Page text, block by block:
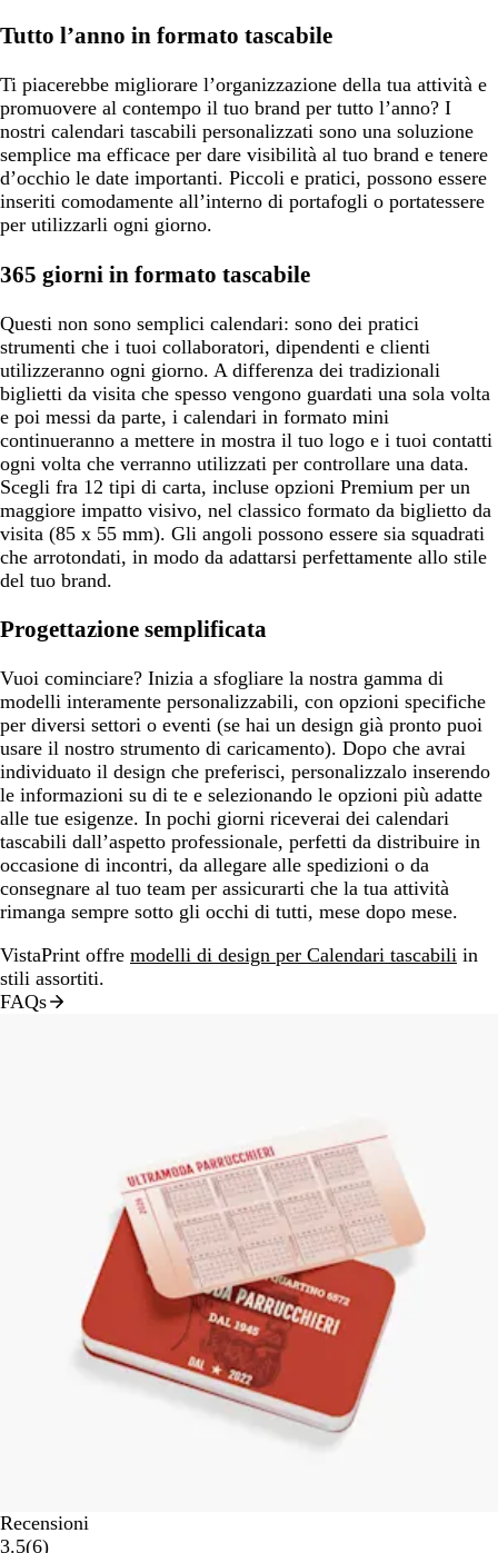
Tutto l’anno in formato tascabile
Ti piacerebbe migliorare l’organizzazione della tua attività e
promuovere al contempo il tuo brand per tutto l’anno? I
nostri calendari tascabili personalizzati sono una soluzione
semplice ma efficace per dare visibilità al tuo brand e tenere
d’occhio le date importanti. Piccoli e pratici, possono essere
inseriti comodamente all’interno di portafogli o portatessere
per utilizzarli ogni giorno.
365 giorni in formato tascabile
Questi non sono semplici calendari: sono dei pratici
strumenti che i tuoi collaboratori, dipendenti e clienti
utilizzeranno ogni giorno. A differenza dei tradizionali
biglietti da visita che spesso vengono guardati una sola volta
e poi messi da parte, i calendari in formato mini
continueranno a mettere in mostra il tuo logo e i tuoi contatti
ogni volta che verranno utilizzati per controllare una data.
Scegli fra 12 tipi di carta, incluse opzioni Premium per un
maggiore impatto visivo, nel classico formato da biglietto da
visita (85 x 55 mm). Gli angoli possono essere sia squadrati
che arrotondati, in modo da adattarsi perfettamente allo stile
del tuo brand.
Progettazione semplificata
Vuoi cominciare? Inizia a sfogliare la nostra gamma di
modelli interamente personalizzabili, con opzioni specifiche
per diversi settori o eventi (se hai un design già pronto puoi
usare il nostro strumento di caricamento). Dopo che avrai
individuato il design che preferisci, personalizzalo inserendo
le informazioni su di te e selezionando le opzioni più adatte
alle tue esigenze. In pochi giorni riceverai dei calendari
tascabili dall’aspetto professionale, perfetti da distribuire in
occasione di incontri, da allegare alle spedizioni o da
consegnare al tuo team per assicurarti che la tua attività
rimanga sempre sotto gli occhi di tutti, mese dopo mese.
VistaPrint offre modelli di design per Calendari tascabili in
stili assortiti.
FAQs
Recensioni
3.5(66
)